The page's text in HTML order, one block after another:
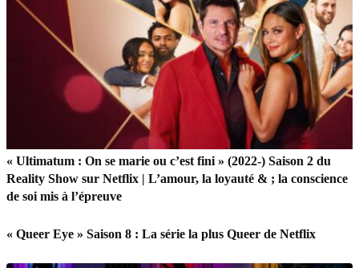
« Ultimatum : On se marie ou c’est fini » (2022-) Saison 2 du
Reality Show sur Netflix | L’amour, la loyauté & ; la conscience
de soi mis à l’épreuve
« Queer Eye » Saison 8 : La série la plus Queer de Netflix